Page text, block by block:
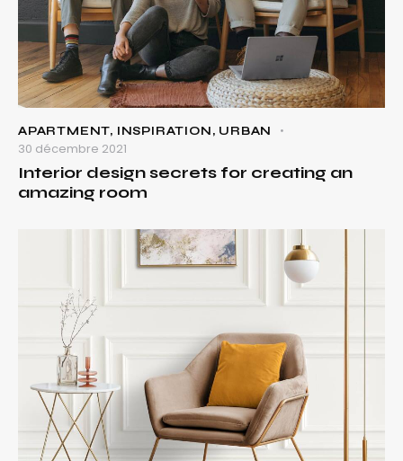
APARTMENT, INSPIRATION, URBAN
30 décembre 2021
Interior design secrets for creating an
amazing room